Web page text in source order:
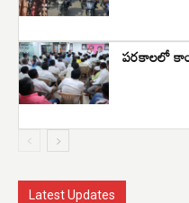
పరకాలలో
Latest Updates